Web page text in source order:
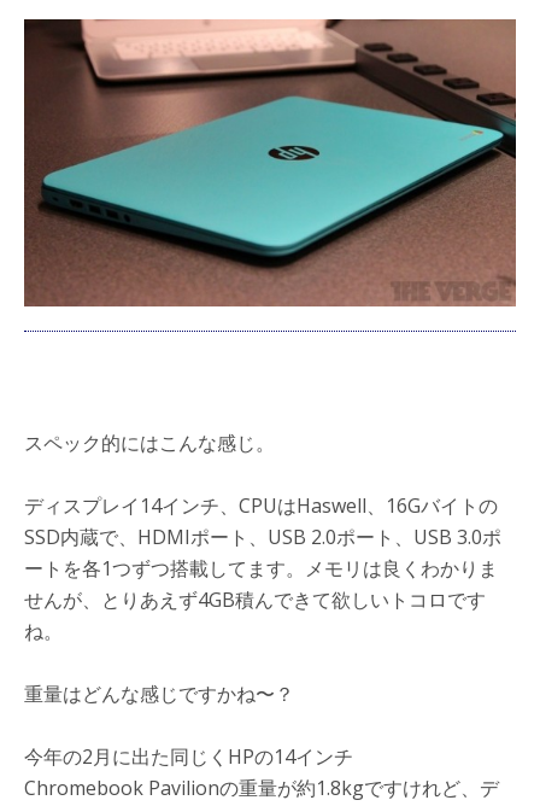
スペック的にはこんな感じ。
ディスプレイ14インチ、CPUはHaswell、16Gバイトの
SSD内蔵で、HDMIポート、USB 2.0ポート、USB 3.0ポ
ートを各1つずつ搭載してます。メモリは良くわかりま
せんが、とりあえず4GB積んできて欲しいトコロです
ね。
重量はどんな感じですかね〜？
今年の2月に出た同じくHPの14インチ
Chromebook Pavilionの重量が約1.8kgですけれど、デ